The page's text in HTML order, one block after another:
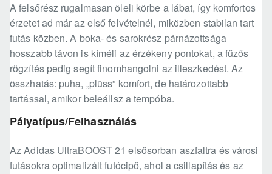
A felsőrész rugalmasan öleli körbe a lábat, így komfortos
érzetet ad már az első felvételnél, miközben stabilan tart
futás közben. A boka- és sarokrész párnázottsága
hosszabb távon is kíméli az érzékeny pontokat, a fűzős
rögzítés pedig segít finomhangolni az illeszkedést. Az
összhatás: puha, „plüss” komfort, de határozottabb
tartással, amikor beleállsz a tempóba.
Pályatípus/Felhasználás
Az Adidas UltraBOOST 21 elsősorban aszfaltra és városi
futásokra optimalizált futócipő, ahol a csillapítás és az